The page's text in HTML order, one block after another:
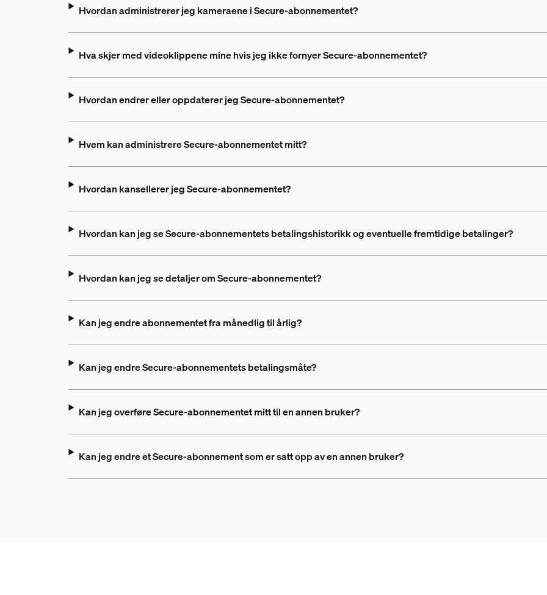
Hvordan administrerer jeg kameraene i Secure-abonnementet?
Hva skjer med videoklippene mine hvis jeg ikke fornyer Secure-abonnementet?
Hvordan endrer eller oppdaterer jeg Secure-abonnementet?
Hvem kan administrere Secure-abonnementet mitt?
Hvordan kansellerer jeg Secure-abonnementet?
Hvordan kan jeg se Secure-abonnementets betalingshistorikk og eventuelle fremtidige betalinger?
Hvordan kan jeg se detaljer om Secure-abonnementet?
Kan jeg endre abonnementet fra månedlig til årlig?
Kan jeg endre Secure-abonnementets betalingsmåte?
Kan jeg overføre Secure-abonnementet mitt til en annen bruker?
Kan jeg endre et Secure-abonnement som er satt opp av en annen bruker?